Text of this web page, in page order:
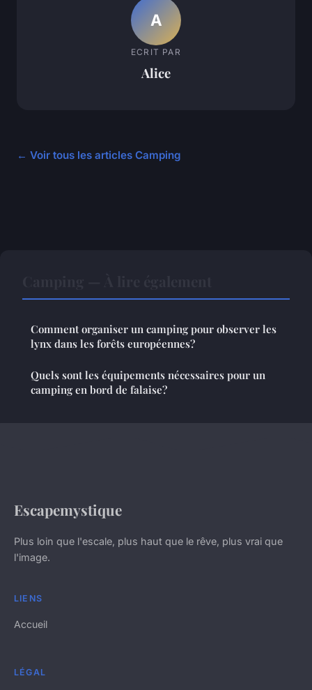
A
ECRIT PAR
Alice
← Voir tous les articles Camping
Comment organiser un camping pour observer les
lynx dans les forêts européennes?
Quels sont les équipements nécessaires pour un
camping en bord de falaise?
Escapemystique
Plus loin que l'escale, plus haut que le rêve, plus vrai que
l'image.
LIENS
Accueil
LÉGAL